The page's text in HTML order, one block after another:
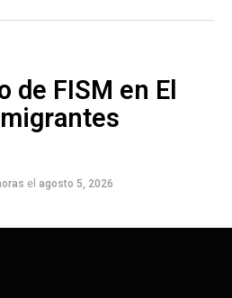
de FISM en El
el agosto 5, 2026